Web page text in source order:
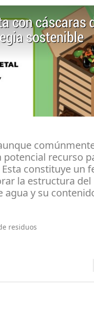
con cáscaras
sostenible
potencial recurso
constituye un
la estructura del
agua y su
residuos